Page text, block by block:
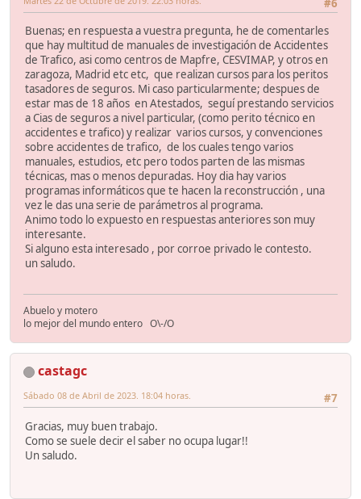
#6
Buenas; en respuesta a vuestra pregunta, he de comentarles
que hay multitud de manuales de investigación de Accidentes
de Trafico, asi como centros de Mapfre, CESVIMAP, y otros en
zaragoza, Madrid etc etc, que realizan cursos para los peritos
tasadores de seguros. Mi caso particularmente; despues de
estar mas de 18 años en Atestados, seguí prestando servicios
a Cias de seguros a nivel particular, (como perito técnico en
accidentes e trafico) y realizar varios cursos, y convenciones
sobre accidentes de trafico, de los cuales tengo varios
manuales, estudios, etc pero todos parten de las mismas
técnicas, mas o menos depuradas. Hoy dia hay varios
programas informáticos que te hacen la reconstrucción , una
vez le das una serie de parámetros al programa.
Animo todo lo expuesto en respuestas anteriores son muy
interesante.
Si alguno esta interesado , por corroe privado le contesto.
un saludo.
Abuelo y motero
lo mejor del mundo entero O\-/O
castagc
#7
Sábado 08 de Abril de 2023. 18:04 horas.
Gracias, muy buen trabajo.
Como se suele decir el saber no ocupa lugar!!
Un saludo.